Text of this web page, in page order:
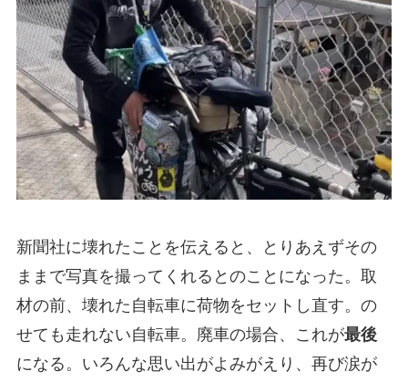
新聞社に壊れたことを伝えると、とりあえずその
ままで写真を撮ってくれるとのことになった。取
材の前、壊れた自転車に荷物をセットし直す。の
せても走れない自転車。廃車の場合、これが最後
になる。いろんな思い出がよみがえり、再び涙が